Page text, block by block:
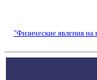
"Физические явления на